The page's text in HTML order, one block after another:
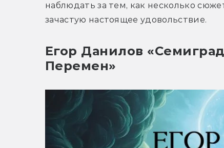
наблюдать за тем, как несколько
зачастую настоящее удовольствие.
Егор Данилов
Перемен»